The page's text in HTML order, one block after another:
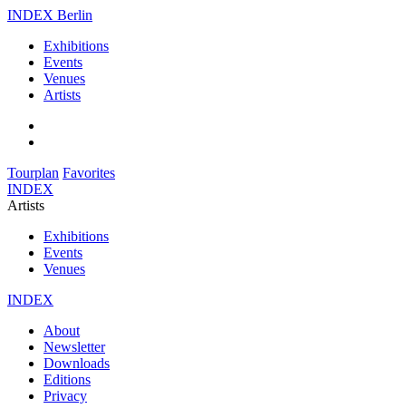
INDEX Berlin
Exhibitions
Events
Venues
Artists
Tourplan Favorites
INDEX
Artists
Exhibitions
Events
Venues
INDEX
About
Newsletter
Downloads
Editions
Privacy